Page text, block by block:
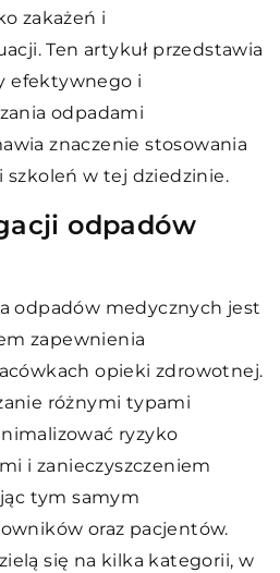
zakażeń i
Ten artykuł przedstawia
efektywnego i
odpadami
znaczenie stosowania
w tej dziedzinie.
odpadów
odpadów medycznych jest
zapewnienia
opieki zdrowotnej.
różnymi typami
ryzyko
i zanieczyszczeniem
tym samym
oraz pacjentów.
się na kilka kategorii, w